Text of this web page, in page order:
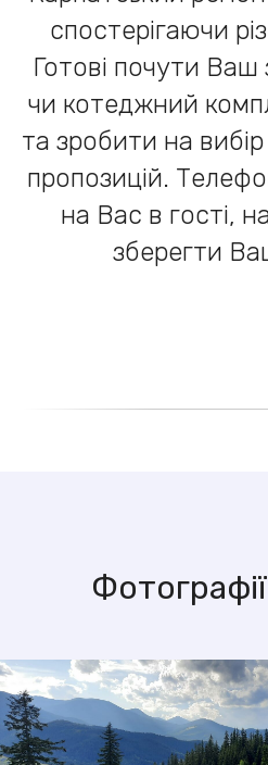
спостерігаючи
Готові почути
чи котеджний
та зробити на вибір
пропозицій.
на Вас в гості,
зберегти